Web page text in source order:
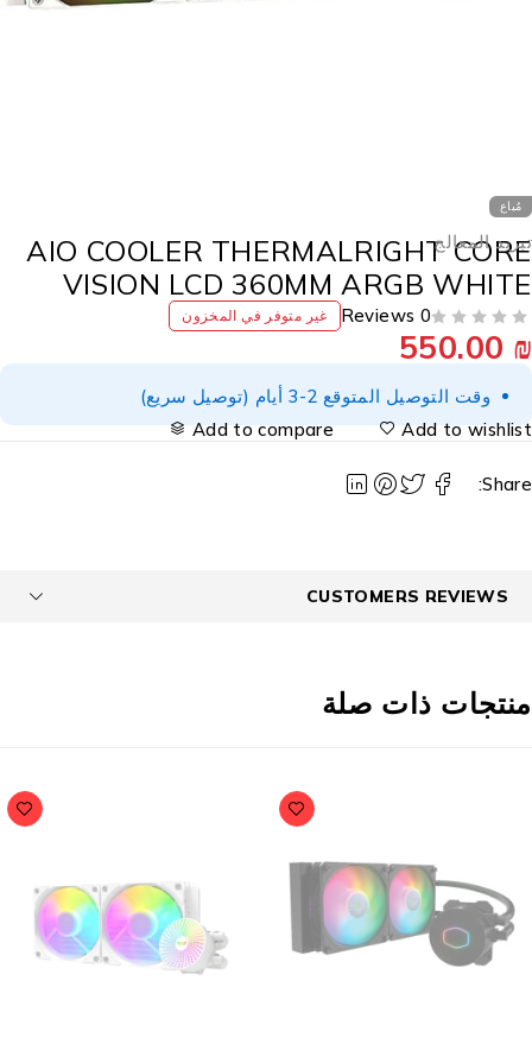
مُباع
المعالجAIO COOLER THERMALRIGHT
VISION LCD 360MM ARGB
0 Reviews غير متوفر في المخزون
550.00
وقت التوصيل المتوقع 2-3 أيام (توصيل سريع)
Add to
Add to compare
CUSTOMERS REVIEWS
ذات صلة